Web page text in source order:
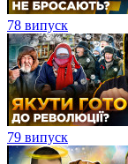
78 випуск
79 випуск